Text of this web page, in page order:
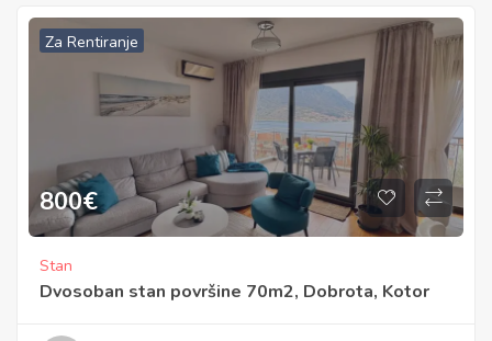
Za Rentiranje
800€
Stan
Dvosoban stan površine 70m2, Dobrota, Kotor